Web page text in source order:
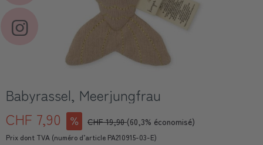
Babyrassel, Meerjungfrau
CHF 7,90
CHF 19,90(60,3% économisé)
Prix dont TVA (numéro d’article PA210915-03-E)